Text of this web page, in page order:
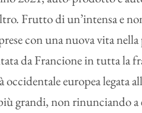
Frutto di un’intensa e
con una nuova vita
da Francione in tutta
europea legata
grandi, non rinunciando a